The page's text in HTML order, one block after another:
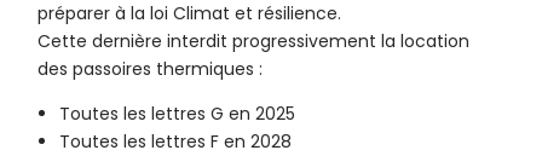
préparer à la loi Climat et résilience.
Cette dernière interdit progressivement la location
des passoires thermiques :
Toutes les lettres G en 2025
Toutes les lettres F en 2028